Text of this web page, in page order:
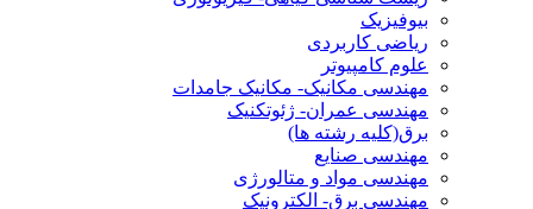
بیوفیزیک
ریاضی کاربردی
علوم کامپیوتر
مهندسی مکانیک- مکانیک جامدات
مهندسی عمران- ژئوتکنیک
برق(کلیه رشته ها)
مهندسی صنایع
مهندسی مواد و متالورژی
مهندسی برق- الکترونیک